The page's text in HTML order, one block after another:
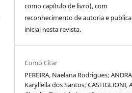
como capítulo de livro), com
reconhecimento de autoria e
inicial nesta revista.
Como Citar
PEREIRA, Naelana Rodrigues;
Karylleila dos Santos; CASTIGLIONI,